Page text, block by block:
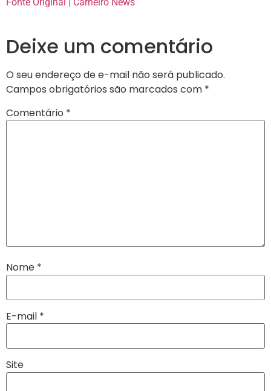
Deixe um comentário
O seu endereço de e-mail não será publicado.
Campos obrigatórios são marcados com *
Comentário *
Nome *
E-mail *
Site